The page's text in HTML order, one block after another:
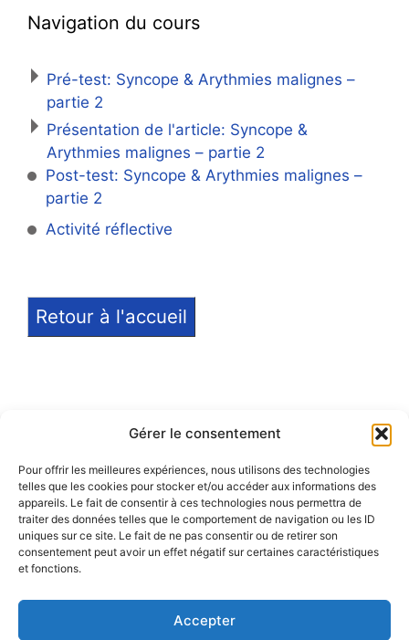
Gérer le consentement
Pour offrir les meilleures expériences, nous utilisons des technologies
telles que les cookies pour stocker et/ou accéder aux informations des
appareils. Le fait de consentir à ces technologies nous permettra de
traiter des données telles que le comportement de navigation ou les ID
uniques sur ce site. Le fait de ne pas consentir ou de retirer son
consentement peut avoir un effet négatif sur certaines caractéristiques
et fonctions.
Accepter
Navigation du cours
Pré-test: Syncope & Arythmies malignes –
partie 2
Présentation de l'article: Syncope &
Arythmies malignes – partie 2
Post-test: Syncope & Arythmies malignes –
partie 2
Activité réflective
Retour à l'accueil
Notice légale
Politique de confidentialité
Politique de remboursement